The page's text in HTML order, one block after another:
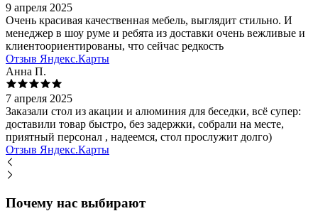
9 апреля 2025
Очень красивая качественная мебель, выглядит стильно. И
менеджер в шоу руме и ребята из доставки очень вежливые и
клиентоориентированы, что сейчас редкость
Отзыв Яндекс.Карты
Анна П.
7 апреля 2025
Заказали стол из акации и алюминия для беседки, всё супер:
доставили товар быстро, без задержки, собрали на месте,
приятный персонал , надеемся, стол прослужит долго)
Отзыв Яндекс.Карты
Почему нас выбирают